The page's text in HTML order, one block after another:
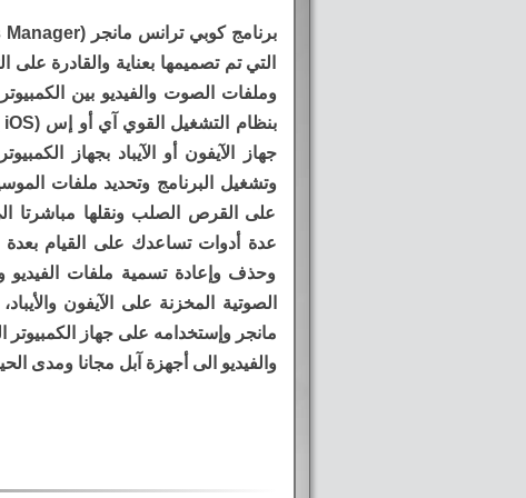
التي تم تصميمها بعناية والقادرة
وتشغيل البرنامج وتحديد ملفات
على القرص الصلب ونقلها مباشرتا
عدة أدوات تساعدك على القيام بعدة
وحذف وإعادة تسمية ملفات الفيديو
الصوتية المخزنة على الآيفون
مانجر وإستخدامه على جهاز
والفيديو الى أجهزة آبل مجانا ومدى